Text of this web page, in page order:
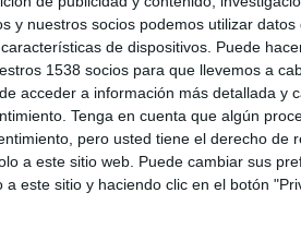
y nuestros socios podemos utilizar datos
de dispositivos. Puede
1538 socios para que llevemos a
acceder a información más detallada y
Tenga en cuenta que algún
pero usted tiene el derecho de
a este sitio web. Puede cambiar sus
este sitio y haciendo clic en el botón
Y es que lo tiene”, afirma
de la agencia que lleva
palabra” en el que condensa
de vender por todos los
Para las que se han creído
con aquello de “en el
anuncios que todos